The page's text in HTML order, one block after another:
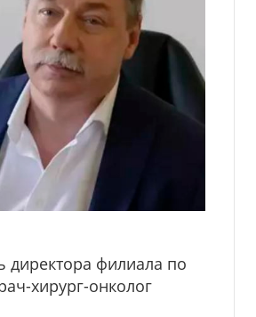
директора филиала по
хирург-онколог